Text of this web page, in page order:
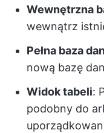
Wewnętrzna
wewnątrz
Pełna baza
nową bazę
Widok tabeli:
podobny do